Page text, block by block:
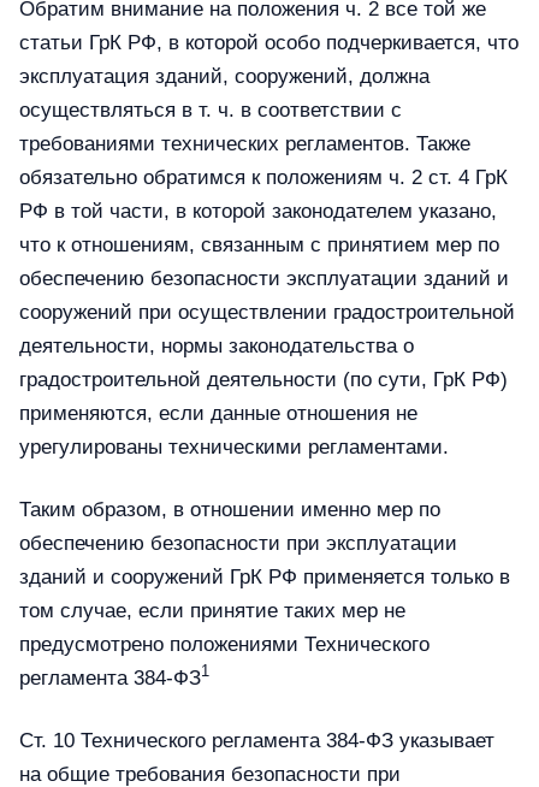
Обратим внимание на положения ч. 2 все той же
статьи ГрК РФ, в которой особо подчеркивается, что
эксплуатация зданий, сооружений, должна
осуществляться в т. ч. в соответствии с
требованиями технических регламентов. Также
обязательно обратимся к положениям ч. 2 ст. 4 ГрК
РФ в той части, в которой законодателем указано,
что к отношениям, связанным с принятием мер по
обеспечению безопасности эксплуатации зданий и
сооружений при осуществлении градостроительной
деятельности, нормы законодательства о
градостроительной деятельности (по сути, ГрК РФ)
применяются, если данные отношения не
урегулированы техническими регламентами.
Таким образом, в отношении именно мер по
обеспечению безопасности при эксплуатации
зданий и сооружений ГрК РФ применяется только в
том случае, если принятие таких мер не
предусмотрено положениями Технического
регламента 384-ФЗ1
Ст. 10 Технического регламента 384-ФЗ указывает
на общие требования безопасности при